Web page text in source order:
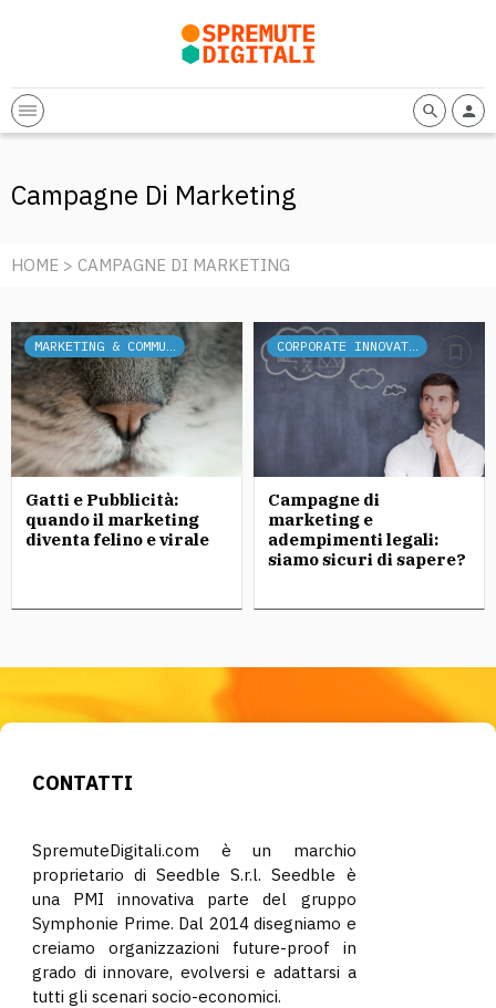
Campagne Di Marketing
HOME > CAMPAGNE DI MARKETING
MARKETING & COMMUNICATION
Gatti e Pubblicità:
quando il marketing
diventa felino e virale
CORPORATE INNOVATION
Campagne di
marketing e
adempimenti legali:
siamo sicuri di sapere?
CONTATTI
SpremuteDigitali.com è un marchio
proprietario di Seedble S.r.l. Seedble è
una PMI innovativa parte del gruppo
Symphonie Prime. Dal 2014 disegniamo e
creiamo organizzazioni future-proof in
grado di innovare, evolversi e adattarsi a
tutti gli scenari socio-economici.